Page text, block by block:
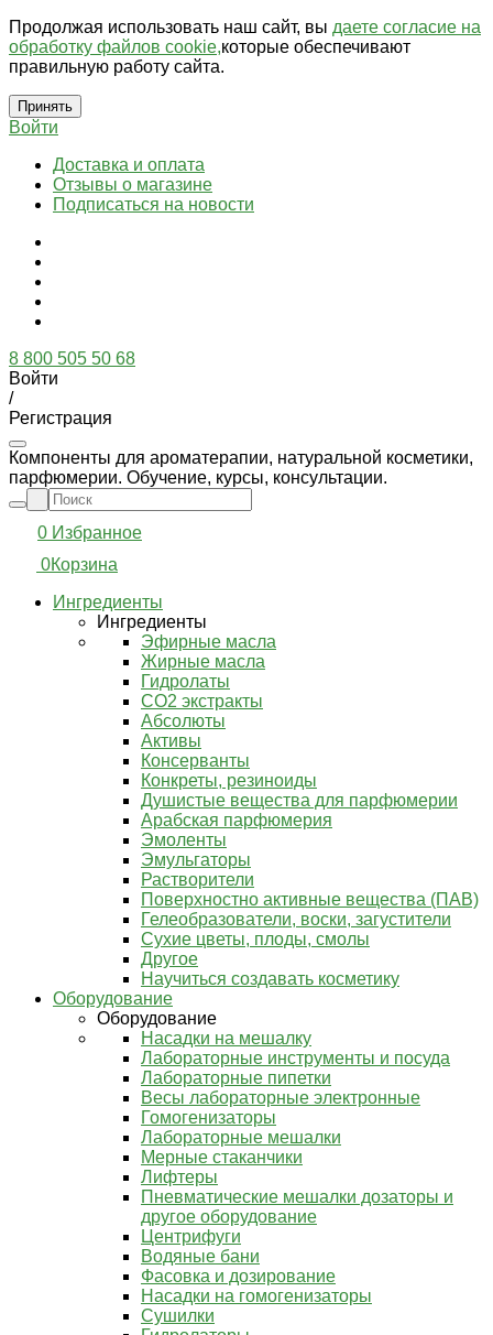
Продолжая использовать наш сайт, вы даете согласие на
обработку файлов cookie,которые обеспечивают
правильную работу сайта.
Принять
Войти
Доставка и оплата
Отзывы о магазине
Подписаться на новости
8 800 505 50 68
Войти
/
Регистрация
Компоненты для ароматерапии, натуральной косметики,
парфюмерии. Обучение, курсы, консультации.
0 Избранное
0Корзина
Ингредиенты
Ингредиенты
Эфирные масла
Жирные масла
Гидролаты
СО2 экстракты
Абсолюты
Активы
Консерванты
Конкреты, резиноиды
Душистые вещества для парфюмерии
Арабская парфюмерия
Эмоленты
Эмульгаторы
Растворители
Поверхностно активные вещества (ПАВ)
Гелеобразователи, воски, загустители
Сухие цветы, плоды, смолы
Другое
Научиться создавать косметику
Оборудование
Оборудование
Насадки на мешалку
Лабораторные инструменты и посуда
Лабораторные пипетки
Весы лабораторные электронные
Гомогенизаторы
Лабораторные мешалки
Мерные стаканчики
Лифтеры
Пневматические мешалки дозаторы и
другое оборудование
Центрифуги
Водяные бани
Фасовка и дозирование
Насадки на гомогенизаторы
Сушилки